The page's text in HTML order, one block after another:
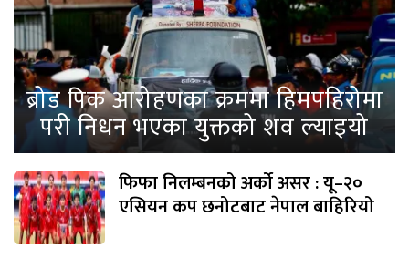
ब्रोड पिक आरोहणका क्रममा हिमपहिरोमा
परी निधन भएका युक्तको शव ल्याइयो
फिफा निलम्बनको अर्को असर : यू–२०
एसियन कप छनोटबाट नेपाल बाहिरियो